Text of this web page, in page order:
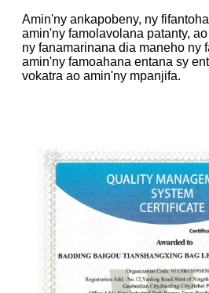
Amin'ny ankapobeny, ny
amin'ny famolavolana patanty,
ny fanamarinana dia maneho ny
amin'ny famoahana entana sy
vokatra ao amin'ny mpanjifa.